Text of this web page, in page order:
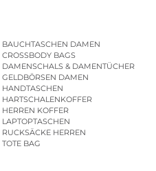
BAUCHTASCHEN DAMEN
CROSSBODY BAGS
DAMENSCHALS & DAMENTÜCHER
GELDBÖRSEN DAMEN
HANDTASCHEN
HARTSCHALENKOFFER
HERREN KOFFER
LAPTOPTASCHEN
RUCKSÄCKE HERREN
TOTE BAG